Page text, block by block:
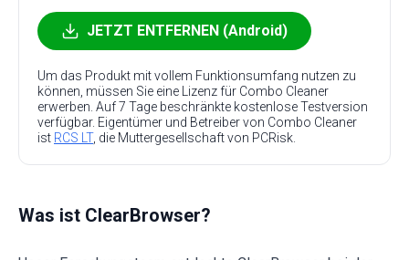
JETZT ENTFERNEN (Android)
Um das Produkt mit vollem Funktionsumfang nutzen zu
können, müssen Sie eine Lizenz für Combo Cleaner
erwerben. Auf 7 Tage beschränkte kostenlose Testversion
verfügbar. Eigentümer und Betreiber von Combo Cleaner
ist RCS LT, die Muttergesellschaft von PCRisk.
Was ist ClearBrowser?